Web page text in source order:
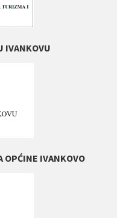
IVANKOVU
OPĆINE IVANKOVO